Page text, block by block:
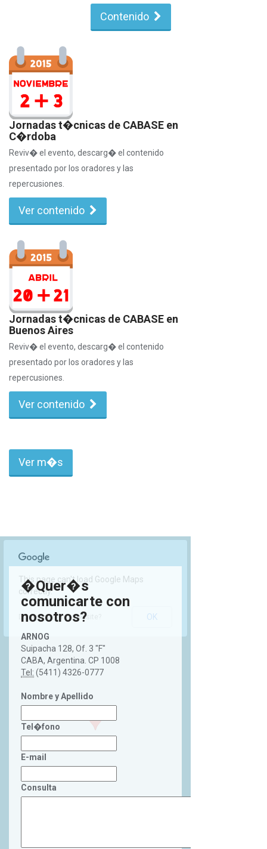
Contenido
Jornadas t�cnicas de CABASE en
C�rdoba
Reviv� el evento, descarg� el contenido
presentado por los oradores y las
repercusiones.
Ver contenido
Jornadas t�cnicas de CABASE en
Buenos Aires
Reviv� el evento, descarg� el contenido
presentado por los oradores y las
repercusiones.
Ver contenido
Ver m�s
This page can't load Google Maps
correctly.
Do you own this website? OK
�Quer�s
comunicarte con
nosotros?
ARNOG
Suipacha 128, Of. 3 "F"
CABA, Argentina. CP 1008
Tel: (5411) 4326-0777
Nombre y Apellido
Tel�fono
E-mail
Consulta